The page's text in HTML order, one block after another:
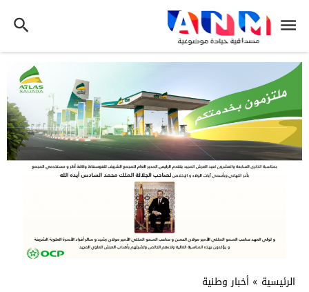
الرئيسية » أخبار وطنية